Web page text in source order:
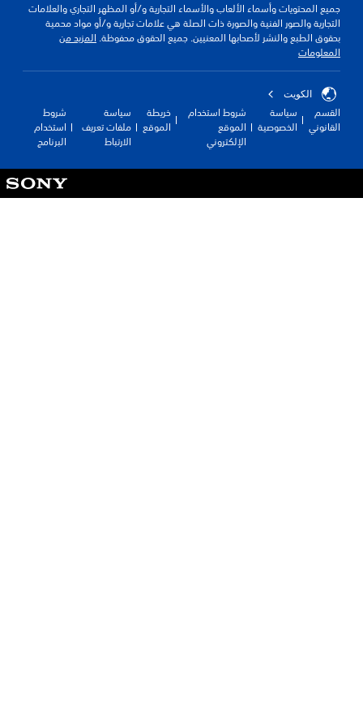
المحتويات وأسماء الألعاب والأسماء التجارية و/أو المظهر التجاري والعلامات
والصور الفنية والصورة ذات الصلة هي علامات تجارية و/أو مواد محمية
الطبع والنشر لأصحابها المعنيين. جميع الحقوق محفوظة.المزيد من
الكويت‎
سياسة
الخصوصية
شروط استخدام
الموقع
الإلكتروني
خريطة
الموقع
سياسة
ملفات تعريف
استخدام